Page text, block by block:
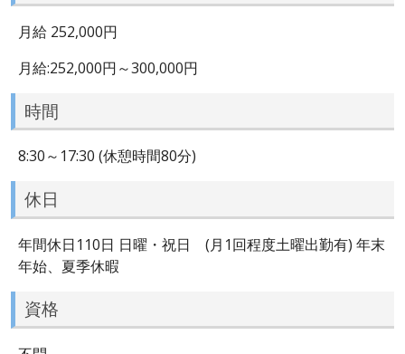
月給 252,000円
月給:252,000円～300,000円
時間
8:30～17:30 (休憩時間80分)
休日
年間休日110日 日曜・祝日 (月1回程度土曜出勤有) 年末
年始、夏季休暇
資格